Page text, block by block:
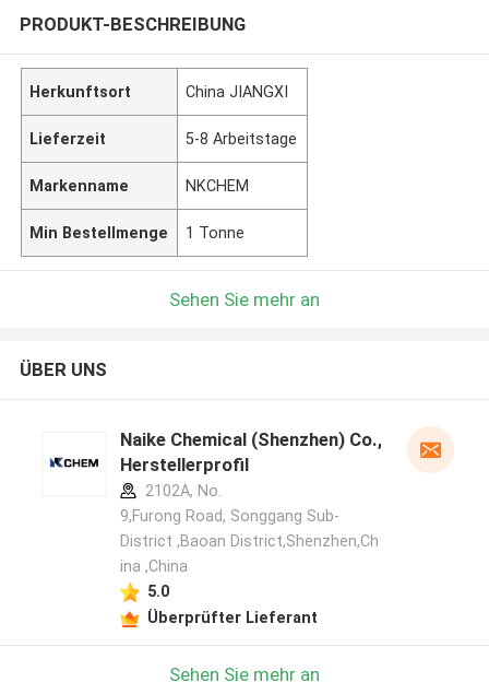
PRODUKT-BESCHREIBUNG
Herkunftsort China JIANGXI
Lieferzeit 5-8 Arbeitstage
Markenname NKCHEM
Min Bestellmenge 1 Tonne
Sehen Sie mehr an
ÜBER UNS
Naike Chemical (Shenzhen) Co., Ltd
Herstellerprofil
2102A, No.
9,Furong Road, Songgang Sub-
District ,Baoan District,Shenzhen,Ch
ina ,China
5.0
Überprüfter Lieferant
Sehen Sie mehr an